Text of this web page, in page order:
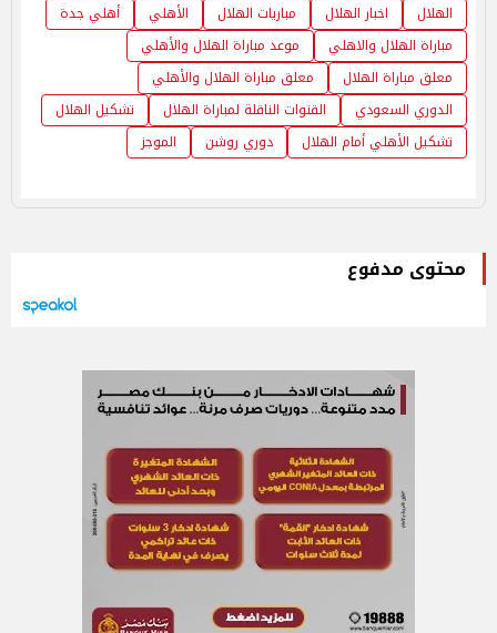
الهلال اخبار الهلال مباريات الهلال الأهلي
أهلي جدة
مباراة الهلال والاهلي
موعد مباراة الهلال والأهلي
معلق مباراة الهلال
معلق مباراة الهلال والأهلي
الدوري السعودي
القنوات الناقلة لمباراة الهلال
تشكيل الهلال
تشكيل الأهلي أمام الهلال
دوري روشن الموجز
محتوى مدفوع